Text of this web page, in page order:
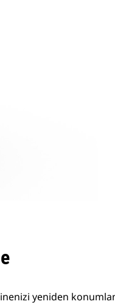
yeniden